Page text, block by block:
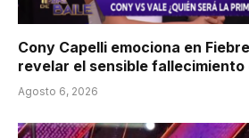
Cony Capelli emociona en
revelar el sensible
Agosto 6, 2026